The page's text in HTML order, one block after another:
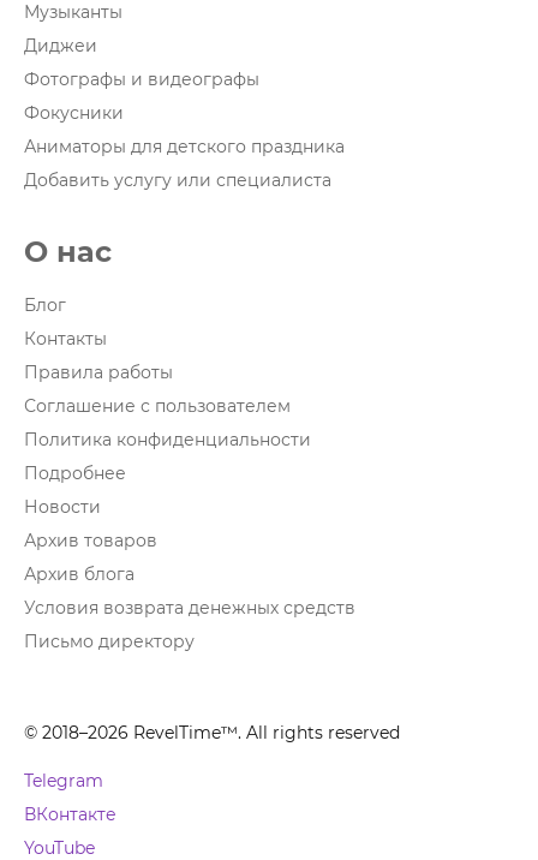
Музыканты
Диджеи
Фотографы и видеографы
Фокусники
Аниматоры для детского праздника
Добавить услугу или специалиста
О нас
Блог
Контакты
Правила работы
Соглашение с пользователем
Политика конфиденциальности
Подробнее
Новости
Архив товаров
Архив блога
Условия возврата денежных средств
Письмо директору
© 2018–2026 RevelTime™. All rights reserved
Telegram
ВКонтакте
YouTube